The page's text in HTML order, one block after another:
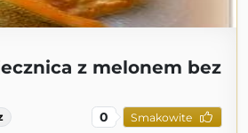
z melonem bez
0 Smakowite